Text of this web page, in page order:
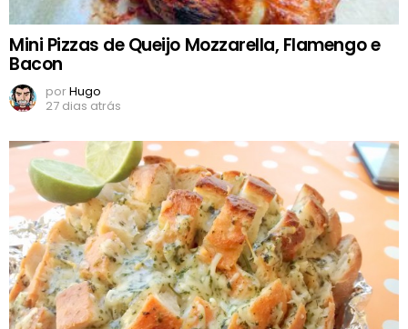
Mini Pizzas de Queijo Mozzarella, Flamengo e
Bacon
porHugo
27 dias atrás